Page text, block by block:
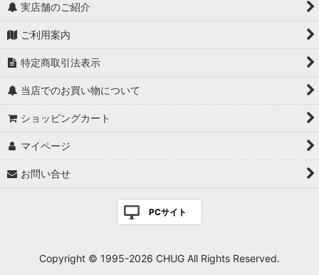
実店舗のご紹介
ご利用案内
特定商取引法表示
当店でのお買い物について
ショッピングカート
マイページ
お問い合せ
PCサイト
Copyright © 1995-2026 CHUG All Rights Reserved.